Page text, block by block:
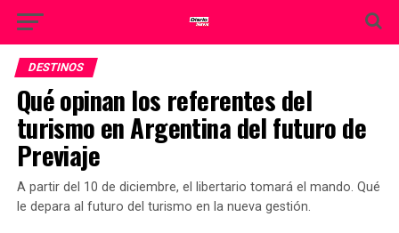
DESTINOS
Qué opinan los referentes del
turismo en Argentina del futuro de
Previaje
A partir del 10 de diciembre, el libertario tomará el mando. Qué
le depara al futuro del turismo en la nueva gestión.